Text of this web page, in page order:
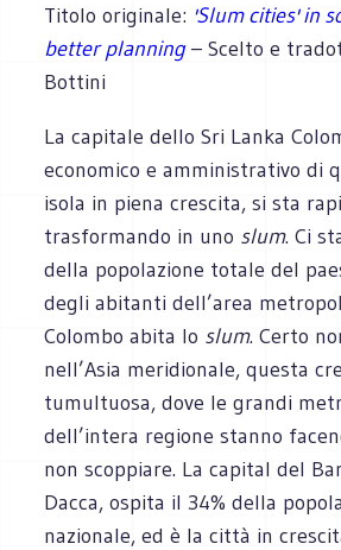
Titolo originale: 'Slum cities' in
better planning– Scelto e
Bottini
La capitale dello Sri Lanka
economico e amministrativo di
isola in piena crescita, si sta
trasformando in uno slum. Ci
della popolazione totale del
degli abitanti dell’area
Colombo abita lo slum. Certo
nell’Asia meridionale, questa
tumultuosa, dove le grandi
dell’intera regione stanno
non scoppiare. La capital del
Dacca, ospita il 34% della
nazionale, ed è la città in